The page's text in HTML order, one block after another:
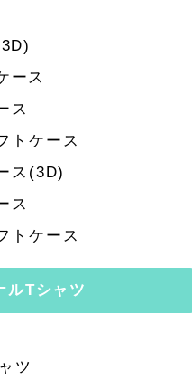
ース
ス
トケース
ス(3D)
ス
トケース
ルTシャツ
ツ